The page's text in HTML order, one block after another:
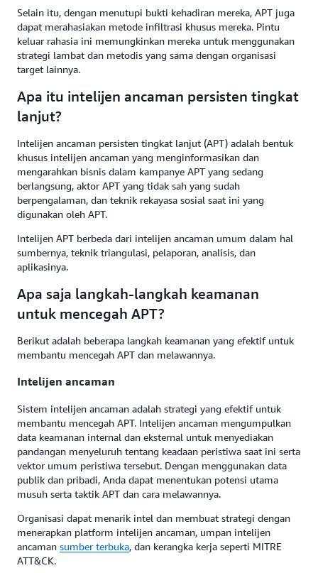
Selain itu, dengan menutupi bukti kehadiran mereka, APT juga
dapat merahasiakan metode infiltrasi khusus mereka. Pintu
keluar rahasia ini memungkinkan mereka untuk menggunakan
strategi lambat dan metodis yang sama dengan organisasi
target lainnya.
Apa itu intelijen ancaman persisten tingkat
lanjut?
Intelijen ancaman persisten tingkat lanjut (APT) adalah bentuk
khusus intelijen ancaman yang menginformasikan dan
mengarahkan bisnis dalam kampanye APT yang sedang
berlangsung, aktor APT yang tidak sah yang sudah
berpengalaman, dan teknik rekayasa sosial saat ini yang
digunakan oleh APT.
Intelijen APT berbeda dari intelijen ancaman umum dalam hal
sumbernya, teknik triangulasi, pelaporan, analisis, dan
aplikasinya.
Apa saja langkah-langkah keamanan
untuk mencegah APT?
Berikut adalah beberapa langkah keamanan yang efektif untuk
membantu mencegah APT dan melawannya.
Intelijen ancaman
Sistem intelijen ancaman adalah strategi yang efektif untuk
membantu mencegah APT. Intelijen ancaman mengumpulkan
data keamanan internal dan eksternal untuk menyediakan
pandangan menyeluruh tentang keadaan peristiwa saat ini serta
vektor umum peristiwa tersebut. Dengan menggunakan data
publik dan pribadi, Anda dapat menentukan potensi utama
musuh serta taktik APT dan cara melawannya.
Organisasi dapat menarik intel dan membuat strategi dengan
menerapkan platform intelijen ancaman, umpan intelijen
ancaman sumber terbuka, dan kerangka kerja seperti MITRE
ATT&CK.